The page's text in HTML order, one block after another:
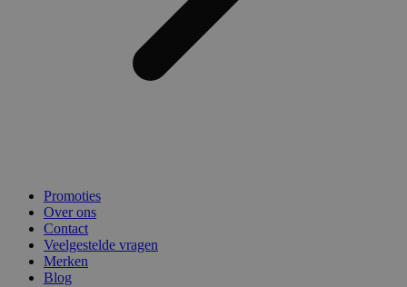
Promoties
Over ons
Contact
Veelgestelde vragen
Merken
Blog